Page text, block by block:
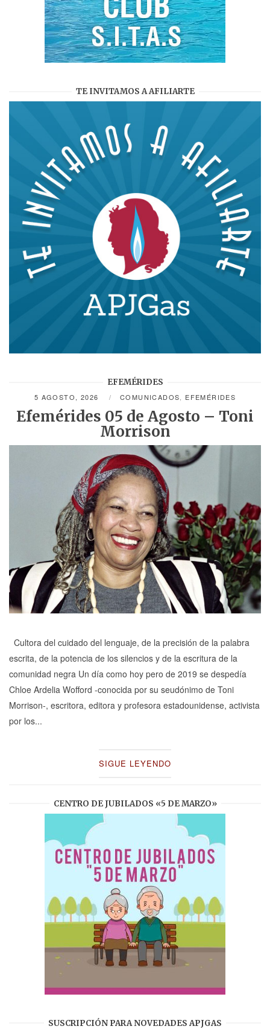
TE INVITAMOS A AFILIARTE
EFEMÉRIDES
5 AGOSTO, 2026 COMUNICADOS, EFEMÉRIDES
Efemérides 05 de Agosto – Toni
Morrison
Cultora del cuidado del lenguaje, de la precisión de la palabra
escrita, de la potencia de los silencios y de la escritura de la
comunidad negra Un día como hoy pero de 2019 se despedía
Chloe Ardelia Wofford -conocida por su seudónimo de Toni
Morrison-, escritora, editora y profesora estadounidense, activista
por los...
SIGUE LEYENDO
CENTRO DE JUBILADOS «5 DE MARZO»
SUSCRIPCIÓN PARA NOVEDADES APJGAS